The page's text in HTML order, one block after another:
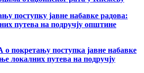
поступку јавне набавке радова:
путева на подручју општине
поступка јавне набавке
локалних путева на подручју